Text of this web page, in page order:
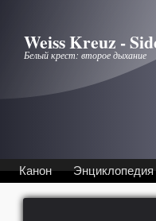
Weiss Kreuz -
Белый крест: второе дыхание
Канон Энциклопедия